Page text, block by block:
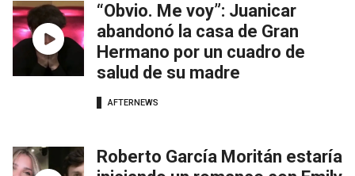
“Obvio. Me voy”: Juanicar
abandonó la casa de Gran
Hermano por un cuadro de
salud de su madre
AFTERNEWS
Roberto García Moritán estaría